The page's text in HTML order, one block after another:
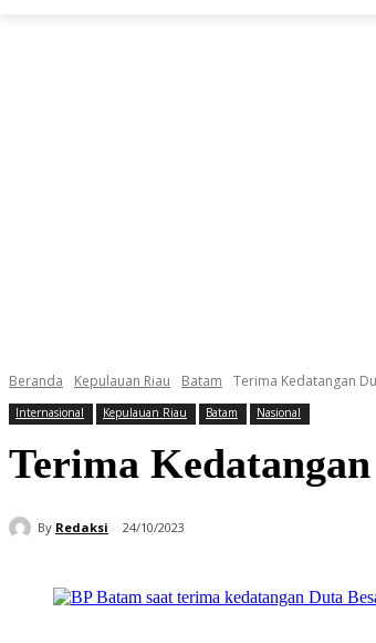
Beranda Kepulauan Riau Batam Terima Kedatangan
Internasional Kepulauan Riau Batam Nasional
Terima
By Redaksi 24/10/2023